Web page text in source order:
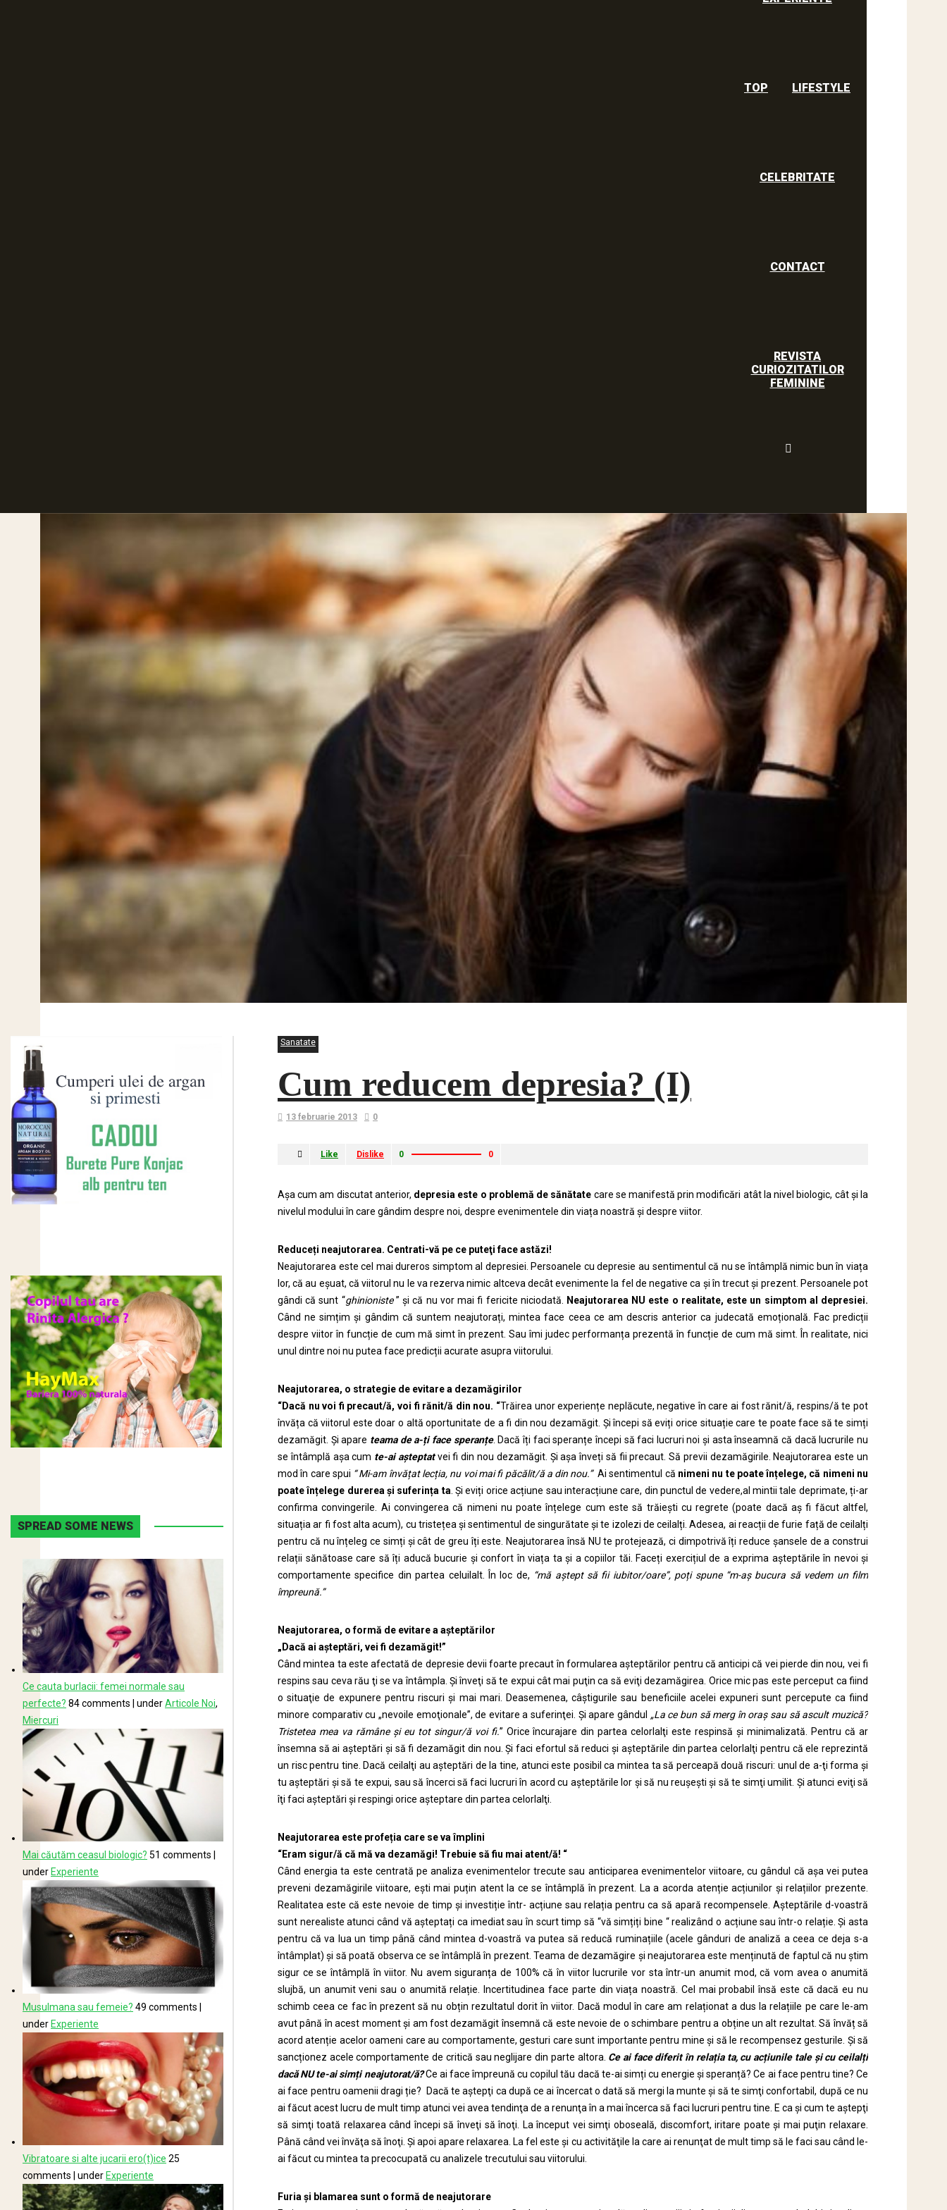
TOP LIFESTYLE
CELEBRITATE
CONTACT
REVISTA
CURIOZITATILOR
FEMININE
Sanatate
Cum reducem depresia? (I)
13 februarie 2013 0
Like Dislike 0 0
Așa cum am discutat anterior, depresia este o problemă de sănătate care se manifestă prin modificări atât la nivel biologic, cât și la
nivelul modului în care gândim despre noi, despre evenimentele din viața noastră și despre viitor.
Reduceți neajutorarea. Centrati-vă pe ce puteţi face astăzi!
Neajutorarea este cel mai dureros simptom al depresiei. Persoanele cu depresie au sentimentul că nu se întâmplă nimic bun în viața
lor, că au eșuat, că viitorul nu le va rezerva nimic altceva decât evenimente la fel de negative ca și în trecut și prezent. Persoanele pot
gândi că sunt “ghinioniste” și că nu vor mai fi fericite niciodată.
Neajutorarea NU este o realitate, este un simptom al depresiei.
Când ne simțim și gândim că suntem neajutorați, mintea face ceea ce am descris anterior ca judecată emoțională. Fac predicții
despre viitor în funcție de cum mă simt în prezent. Sau îmi judec performanța prezentă în funcție de cum mă simt. În realitate, nici
unul dintre noi nu putea face predicții acurate asupra viitorului.
Neajutorarea, o strategie de evitare a dezamăgirilor
“Dacă nu voi fi precaut/ă, voi fi rănit/ă din nou. “Trăirea unor experiențe neplăcute, negative în care ai fost rănit/ă, respins/ă te pot
învăța că viitorul este doar o altă oportunitate de a fi din nou dezamăgit. Și începi să eviți orice situație care te poate face să te simți
dezamăgit. Și apare teama de a-ți face speranțe. Dacă îți faci speranțe începi să faci lucruri noi și asta înseamnă că dacă lucrurile nu
se întâmplă așa cum te-ai așteptatvei fi din nou dezamăgit. Și așa înveți să fii precaut. Să previi dezamăgirile. Neajutorarea este un
mod în care spui “ Mi-am învățat lecția, nu voi mai fi păcălit/ă a din nou.”Ai sentimentul că nimeni nu te poate înțelege, că nimeni nu
poate înțelege durerea și suferința ta . Și eviți orice acțiune sau interacțiune care, din punctul de vedere,al mintii tale deprimate, ți-ar
confirma convingerile. Ai convingerea că nimeni nu poate înțelege cum este să trăiești cu regrete (poate dacă aș fi făcut altfel,
situația ar fi fost alta acum), cu tristețea și sentimentul de singurătate și te izolezi de ceilalți. Adesea, ai reacții de furie față de ceilalți
pentru că nu înțeleg ce simți și cât de greu îți este. Neajutorarea însă NU te protejează, ci dimpotrivă îți reduce șansele de a construi
relații sănătoase care să îți aducă bucurie și confort în viața ta și a copiilor tăi. Faceți exercițiul de a exprima așteptările în nevoi și
comportamente specifice din partea celuilalt. În loc de, “mă aștept să fii iubitor/oare”, poți spune “m-așbucura să vedem un film
împreună.”
Neajutorarea, o formă de evitare a aşteptărilor
„Dacă ai aşteptări, vei fi dezamăgit!”
Când mintea ta este afectată de depresie devii foarte precaut în formularea aşteptărilor pentru că anticipi că vei pierde din nou, vei fi
respins sau ceva rău ţi se va întâmpla. Şi înveţi să te expui cât mai puţin ca să eviţi dezamăgirea. Orice mic pas este perceput ca fiind
o situaţie de expunere pentru riscuri şi mai mari. Deasemenea, câştigurile sau beneficiile acelei expuneri sunt percepute ca fiind
minore comparativ cu „nevoile emoţionale”, de evitare a suferinţei. Şi apare gândul „La ce bun să merg în oraş sau să ascult muzică?
Tristetea mea va rămâne şi eu tot singur/ă voi fi.” Orice încurajare din partea celorlalţi este respinsă şi minimalizată. Pentru că ar
însemna să ai aşteptări şi să fi dezamăgit din nou. Şi faci efortul să reduci şi aşteptările din partea celorlalţi pentru că ele reprezintă
un risc pentru tine. Dacă ceilalţi au aşteptări de la tine, atunci este posibil ca mintea ta să perceapă două riscuri: unul de a-ţi forma şi
tu aşteptări şi să te expui, sau să încerci să faci lucruri în acord cu aşteptările lor şi să nu reuşeşti şi să te simţi umilit. Şi atunci eviţi să
îţi faci aşteptări şi respingi orice aşteptare din partea celorlalţi.
Neajutorarea este profeția care se va împlini
“Eram sigur/ă că mă va dezamăgi! Trebuie să fiu mai atent/ă! “
Când energia ta este centrată pe analiza evenimentelor trecute sau anticiparea evenimentelor viitoare, cu gândul că așa vei putea
preveni dezamăgirile viitoare, ești mai puțin atent la ce se întâmplă în prezent. La a acorda atenție acțiunilor și relațiilor prezente.
Realitatea este că este nevoie de timp și investiție într- acțiune sau relația pentru ca să apară recompensele. Așteptările d-voastră
sunt nerealiste atunci când vă așteptați ca imediat sau în scurt timp să “vă simțiți bine “ realizând o acțiune sau într-o relație. Și asta
pentru că va lua un timp până când mintea d-voastră va putea să reducă ruminațiile (acele gânduri de analiză a ceea ce deja s-a
întâmplat) și să poată observa ce se întâmplă în prezent. Teama de dezamăgire și neajutorarea este menținută de faptul că nu știm
sigur ce se întâmplă în viitor. Nu avem siguranța de 100% că în viitor lucrurile vor sta într-un anumit mod, că vom avea o anumită
slujbă, un anumit veni sau o anumită relație. Incertitudinea face parte din viața noastră. Cel mai probabil însă este că dacă eu nu
schimb ceea ce fac în prezent să nu obțin rezultatul dorit în viitor. Dacă modul în care am relaționat a dus la relațiile pe care le-am
avut până în acest moment și am fost dezamăgit însemnă că este nevoie de o schimbare pentru a obține un alt rezultat. Să învăț să
acord atenție acelor oameni care au comportamente, gesturi care sunt importante pentru mine și să le recompensez gesturile. Și să
sancționez acele comportamente de critică sau neglijare din parte altora. Ce ai face diferit în relația ta, cu acțiunile tale și cu ceilalți
dacă NU te-ai simți neajutorat/ă?Ce ai face împreună cu copilul tău dacă te-ai simți cu energie și speranță? Ce ai face pentru tine? Ce
ai face pentru oamenii dragi ție? Dacă te aştepţi ca după ce ai încercat o dată să mergi la munte şi să te simţi confortabil, după ce nu
ai făcut acest lucru de mult timp atunci vei avea tendinţa de a renunţa în a mai încerca să faci lucruri pentru tine. E ca şi cum te aştepţi
să simţi toată relaxarea când începi să înveţi să înoţi. La început vei simţi oboseală, discomfort, iritare poate şi mai puţin relaxare.
Până când vei învăţa să înoţi. Şi apoi apare relaxarea. La fel este şi cu activităţile la care ai renunţat de mult timp să le faci sau când le-
ai făcut cu mintea ta precocupată cu analizele trecutului sau viitorului.
Furia și blamarea sunt o formă de neajutorare
SPREAD SOME NEWS
Ce cauta burlacii: femei normale sau
perfecte? 84 comments | underArticole Noi,
Miercuri
Mai căutăm ceasul biologic? 51 comments
under Experiente
Musulmana sau femeie? 49 comments |
underExperiente
Vibratoare si alte jucarii ero(t)ice 25
comments
under Experiente